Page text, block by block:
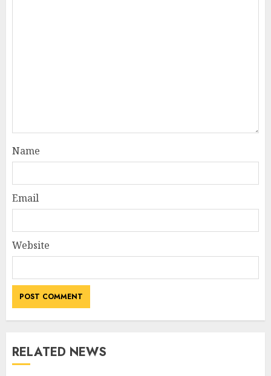
Name
Email
Website
RELATED NEWS